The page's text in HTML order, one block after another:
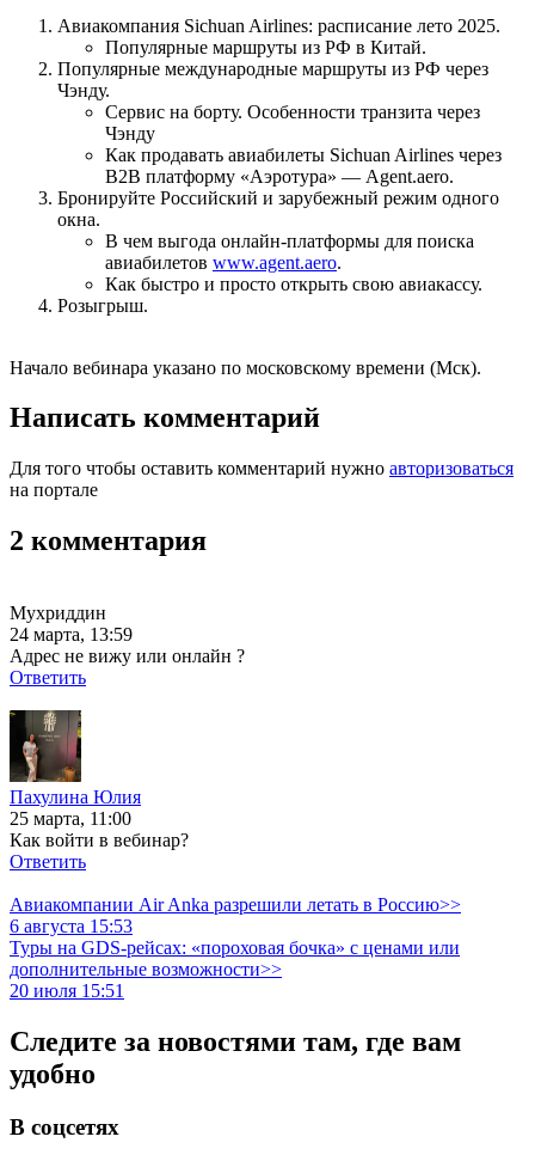
Авиакомпания Sichuan Airlines: расписание лето 2025.
Популярные маршруты из РФ в Китай.
Популярные международные маршруты из РФ через
Чэнду.
Сервис на борту. Особенности транзита через
Чэнду
Как продавать авиабилеты Sichuan Airlines через
B2B платформу «Аэротура» — Agent.aero.
Бронируйте Российский и зарубежный режим одного
окна.
В чем выгода онлайн-платформы для поиска
авиабилетов www.agent.aero.
Как быстро и просто открыть свою авиакассу.
Розыгрыш.
Начало вебинара указано по московскому времени (Мск).
Написать комментарий
Для того чтобы оставить комментарий нужно авторизоваться
на портале
2 комментария
Мухриддин
24 марта, 13:59
Адрес не вижу или онлайн ?
Ответить
Пахулина Юлия
25 марта, 11:00
Как войти в вебинар?
Ответить
Авиакомпании Air Anka разрешили летать в Россию>>
6 августа 15:53
Туры на GDS-рейсах: «пороховая бочка» с ценами или
дополнительные возможности>>
20 июля 15:51
Следите за новостями там, где вам
удобно
В соцсетях